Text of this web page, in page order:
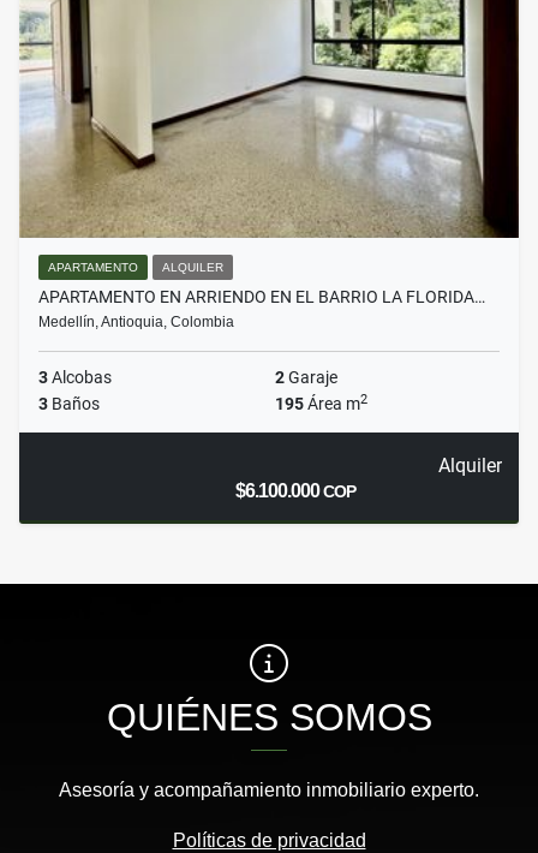
APARTAMENTO ALQUILER
APARTAMENTO EN ARRIENDO EN EL BARRIO LA FLORIDA…
Medellín, Antioquia, Colombia
3Alcobas 2Garaje
3 Baños 195Área m2
Alquiler
$6.100.000COP
QUIÉNES SOMOS
Asesoría y acompañamiento inmobiliario experto.
Políticas de privacidad